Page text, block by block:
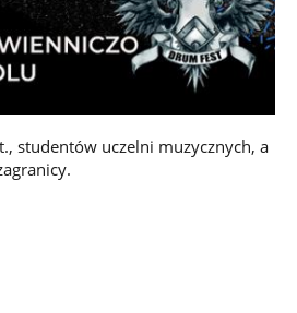
studentów uczelni muzycznych, a